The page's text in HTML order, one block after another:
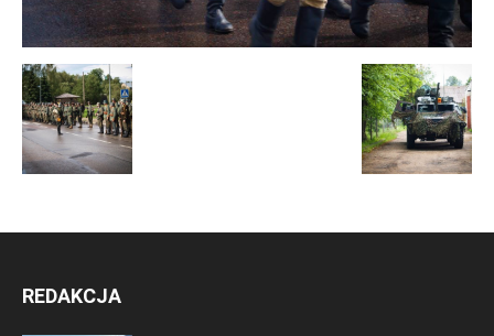
REDAKCJA